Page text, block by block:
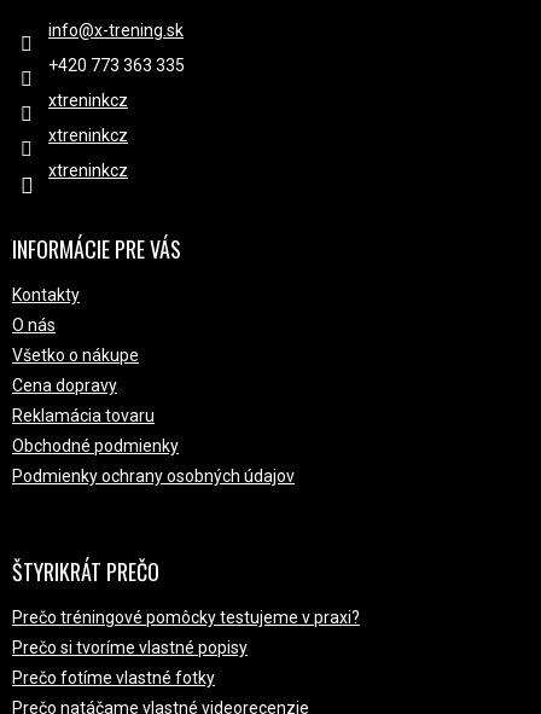
info@x-trening.sk
+420 ‭773 363 335
xtreninkcz
xtreninkcz
xtreninkcz
INFORMÁCIE PRE VÁS
Kontakty
O nás
Všetko o nákupe
Cena dopravy
Reklamácia tovaru
Obchodné podmienky
Podmienky ochrany osobných údajov
ŠTYRIKRÁT PREČO
Prečo tréningové pomôcky testujeme v praxi?
Prečo si tvoríme vlastné popisy
Prečo fotíme vlastné fotky
Prečo natáčame vlastné videorecenzie